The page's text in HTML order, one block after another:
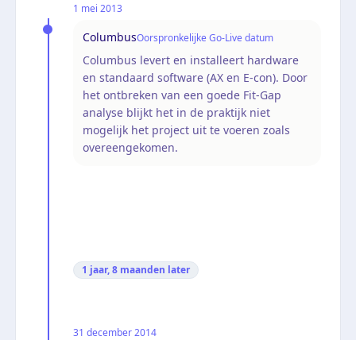
1 mei 2013
ColumbusOorspronkelijke Go-Live datum
Columbus levert en installeert hardware
en standaard software (AX en E-con). Door
het ontbreken van een goede Fit-Gap
analyse blijkt het in de praktijk niet
mogelijk het project uit te voeren zoals
overeengekomen.
1 jaar, 8 maanden later
31 december 2014